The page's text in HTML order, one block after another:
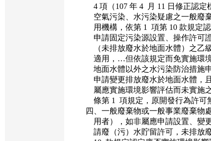
4 項（107 年 4 月 11 日修正認定標
空氣污染、水污染疑慮之一般廢棄
用機構，依第 1 項第 10 款規定認
申請固定污染源設置、操作許可證
（未排放廢水於地面水體）之乙級
適用，…但依該規定而免實施環境
地面水體以外之水污染防治措施申
申請變更排放廢水於地面水體，且
屬應實施環境影響評估而未實施之
條第 1 項規定，原開發行為許可無
四、一般廢棄物或一般事業廢棄物處
用者），如非屬應申請設置、變更
請廢（污）水貯留許可，未排放廢